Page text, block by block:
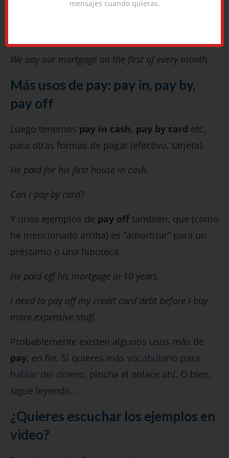
We pay our mortgage on the first of every month.
Más usos de pay: pay in, pay by,
pay off
Luego tenemos pay in cash, pay by card etc,
para otras formas de pagar (efectivo, tarjeta).
He paid for his first house in cash.
Can I pay by card?
Y unos ejemplos de pay off también, que (como
he mencionado arriba) es “amortizar” para un
préstamo o una hipoteca.
He paid off his mortgage in 10 years.
I need to pay off my credit card debt before I buy
more expensive stuff.
Probablemente existen algunos usos más de
pay, en fin. Si quieres más vocabulario para
hablar del dinero, pincha el enlace ahí. O bien,
sigue leyendo…
¿Quieres escuchar los ejemplos en
video?
mensajes cuando quieras.